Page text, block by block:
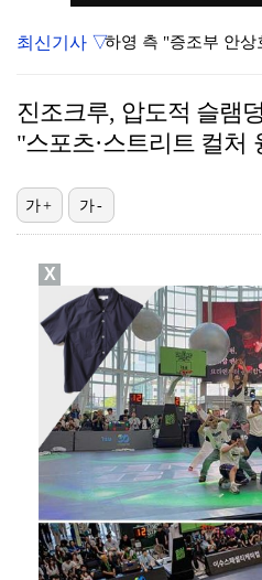
최신기사 ▽
진조크루, 압도적 슬램
"스포츠·스트리트 컬처
가+ 가-
X